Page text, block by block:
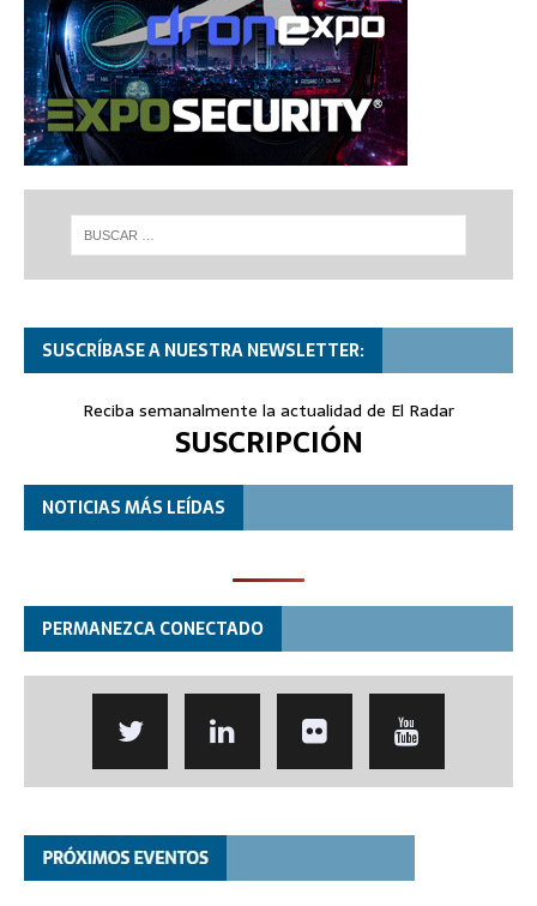
SUSCRÍBASE A NUESTRA NEWSLETTER:
Reciba semanalmente la actualidad de El Radar
SUSCRIPCIÓN
NOTICIAS MÁS LEÍDAS
PERMANEZCA CONECTADO